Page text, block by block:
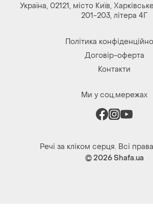
Україна, 02121, місто Київ,
201-203, літера 4Г
Політика
Договір-оферта
Контакти
Ми у соц.мережах
Речі за кліком серця. Всі
© 2026Shafa.ua